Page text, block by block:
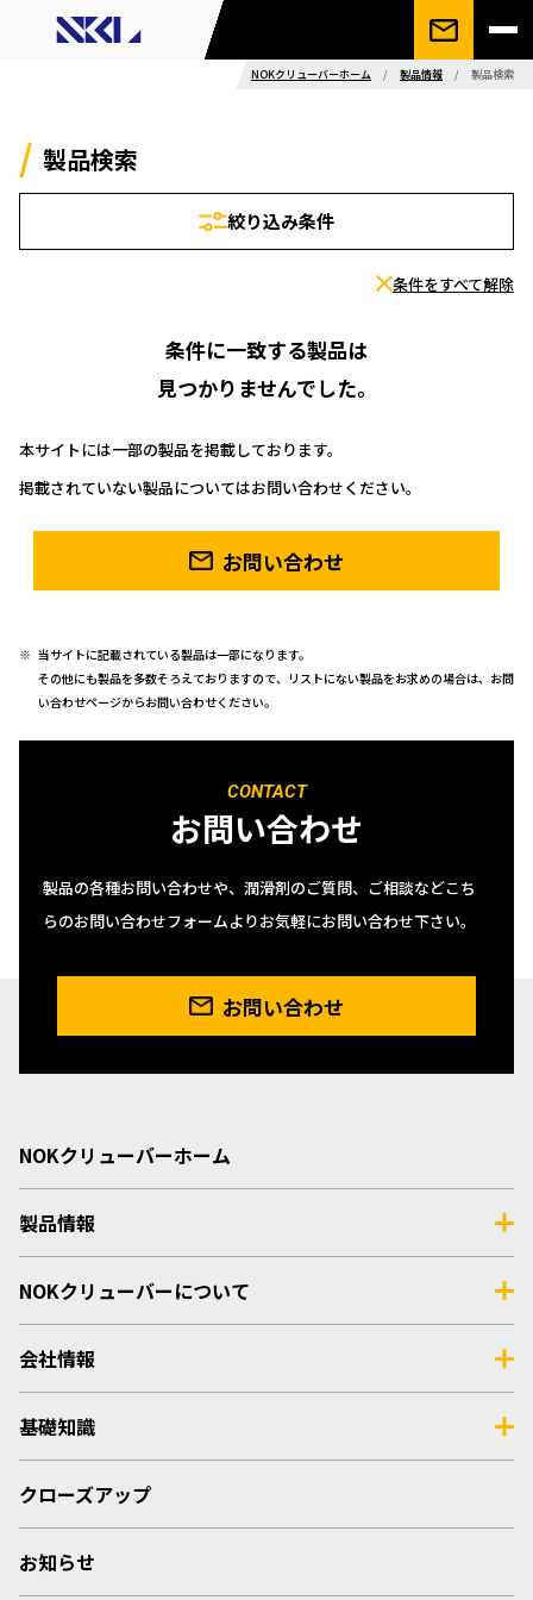
NOKクリューバーホーム / 製品情報 / 製品検索
製品検索
絞り込み条件
条件をすべて解除
条件に一致する製品は
見つかりませんでした。
本サイトには一部の製品を掲載しております。
掲載されていない製品についてはお問い合わせください。
お問い合わせ
当サイトに記載されている製品は一部になります。
その他にも製品を多数そろえておりますので、リストにない製品をお求めの場合は、お問
い合わせページからお問い合わせください。
CONTACT
お問い合わせ
製品の各種お問い合わせや、潤滑剤のご質問、ご相談などこち
らのお問い合わせフォームよりお気軽にお問い合わせ下さい。
お問い合わせ
NOKクリューバーホーム
製品情報
NOKクリューバーについて
会社情報
基礎知識
クローズアップ
お知らせ